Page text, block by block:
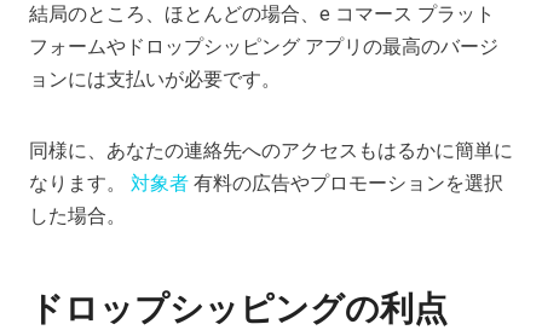
結局のところ、ほとんどの場合、e コマース プラット
フォームやドロップシッピング アプリの最高のバージ
ョンには支払いが必要です。
同様に、あなたの連絡先へのアクセスもはるかに簡単に
なります。 対象者 有料の広告やプロモーションを選択
した場合。
ドロップシッピングの利点